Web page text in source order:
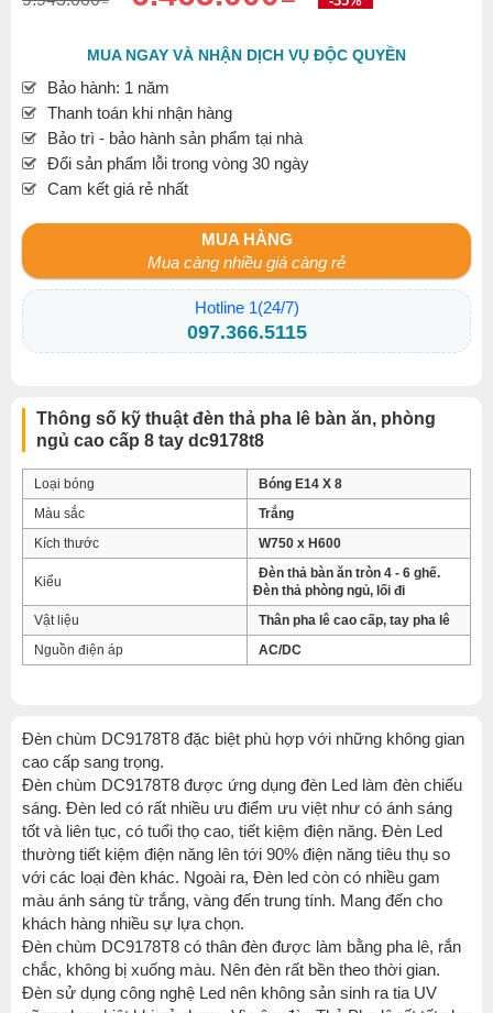
MUA NGAY VÀ NHẬN DỊCH VỤ ĐỘC QUYỀN
Bảo hành: 1 năm
Thanh toán khi nhận hàng
Bảo trì - bảo hành sản phẩm tại nhà
Đổi sản phẩm lỗi trong vòng 30 ngày
Cam kết giá rẻ nhất
MUA HÀNG
Mua càng nhiều giá càng rẻ
Hotline 1(24/7)
097.366.5115
Thông số kỹ thuật đèn thả pha lê bàn ăn, phòng
ngủ cao cấp 8 tay dc9178t8
Loại bóng
Bóng E14 X 8
Màu sắc
Trắng
Kích thước
W750 x H600
Kiểu
Đèn thả bàn ăn tròn 4 - 6 ghế.
Đèn thả phòng ngủ, lối đi
Vật liệu
Thân pha lê cao cấp, tay pha lê
Nguồn điện áp
AC/DC
Đèn chùm DC9178T8 đặc biệt phù hợp với những không gian
cao cấp sang trọng.
Đèn chùm DC9178T8 được ứng dụng đèn Led làm đèn chiếu
sáng. Đèn led có rất nhiều ưu điểm ưu việt như có ánh sáng
tốt và liên tục, có tuổi thọ cao, tiết kiệm điện năng. Đèn Led
thường tiết kiệm điện năng lên tới 90% điện năng tiêu thụ so
với các loại đèn khác. Ngoài ra, Đèn led còn có nhiều gam
màu ánh sáng từ trắng, vàng đến trung tính. Mang đến cho
khách hàng nhiều sự lựa chọn.
Đèn chùm DC9178T8 có thân đèn được làm bằng pha lê, rắn
chắc, không bị xuống màu. Nên đèn rất bền theo thời gian.
Đèn sử dụng công nghệ Led nên không sản sinh ra tia UV